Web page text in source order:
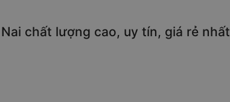
chất lượng cao, uy tín, giá rẻ nhất